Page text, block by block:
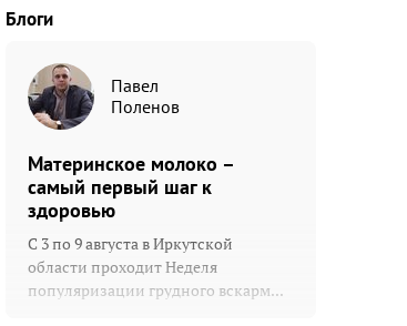
Блоги
Павел
Поленов
Материнское молоко –
самый первый шаг к
здоровью
С 3 по 9 августа в Иркутской
области проходит Неделя
популяризации грудного вскарм...